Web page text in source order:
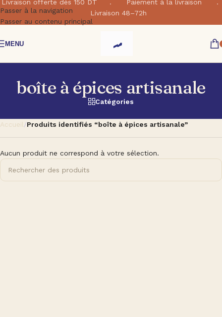
Passer à la navigation
Passer au contenu principal
Livraison offerte dés 150 DT . Paiement à la livraison .
Livraison 48–72h
MENU
boîte à épices artisanale
Catégories
Accueil/Produits identifiés “boîte à épices artisanale”
Aucun produit ne correspond à votre sélection.